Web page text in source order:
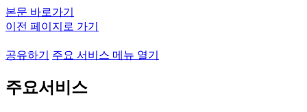
본문 바로가기
이전 페이지로 가기
공유하기 주요 서비스 메뉴 열기
주요서비스